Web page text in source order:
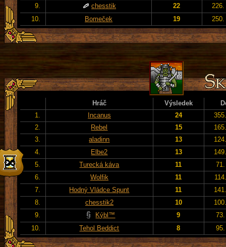
9.
chesstik 22
10.
Bomeček 19
Hráč Výsledek
1.
Incanus 24
2.
Rebel 15
3.
aladinn 13
4.
Elbe2 13
5.
Turecká káva 11
6.
Wolfik 11
7.
Hodný Vládce Spunt 11
8.
chesstik2 10
9.
Kýbl™ 9
10.
Tehol Beddict 8